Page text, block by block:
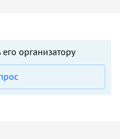
организатору